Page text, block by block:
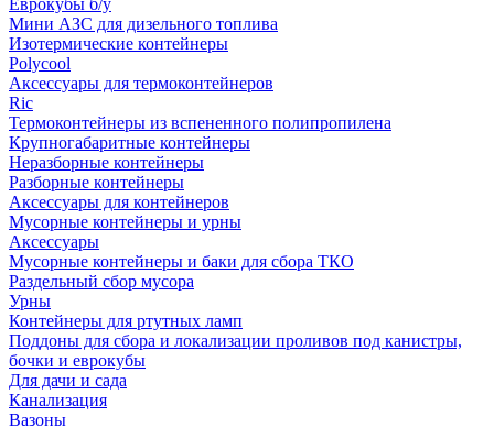
Еврокубы б/у
Мини АЗС для дизельного топлива
Изотермические контейнеры
Polycool
Аксессуары для термоконтейнеров
Ric
Термоконтейнеры из вспененного полипропилена
Крупногабаритные контейнеры
Неразборные контейнеры
Разборные контейнеры
Аксессуары для контейнеров
Мусорные контейнеры и урны
Аксессуары
Мусорные контейнеры и баки для сбора ТКО
Раздельный сбор мусора
Урны
Контейнеры для ртутных ламп
Поддоны для сбора и локализации проливов под канистры,
бочки и еврокубы
Для дачи и сада
Канализация
Вазоны